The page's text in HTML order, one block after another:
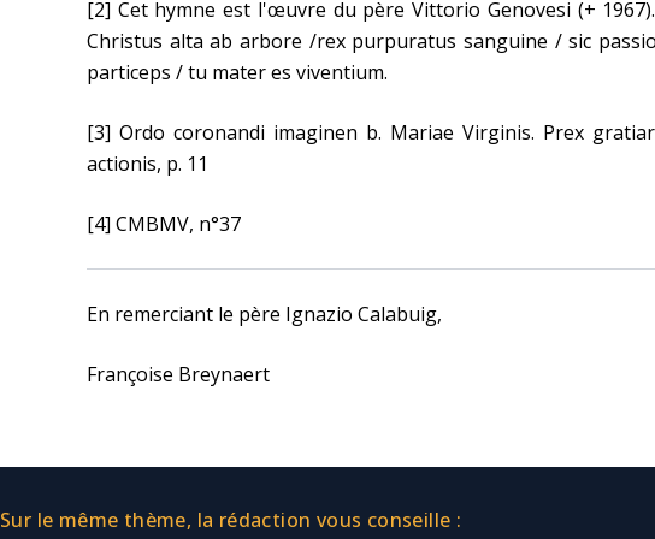
[2] Cet hymne est l'œuvre du père Vittorio Genovesi (+
Christus alta ab arbore /rex purpuratus sanguine / sic
particeps / tu mater es viventium.
[3] Ordo coronandi imaginen b. Mariae Virginis. Prex
actionis, p. 11
[4] CMBMV, n°37
En remerciant le père Ignazio Calabuig,
Françoise Breynaert
Sur le même thème, la rédaction vous conseille :